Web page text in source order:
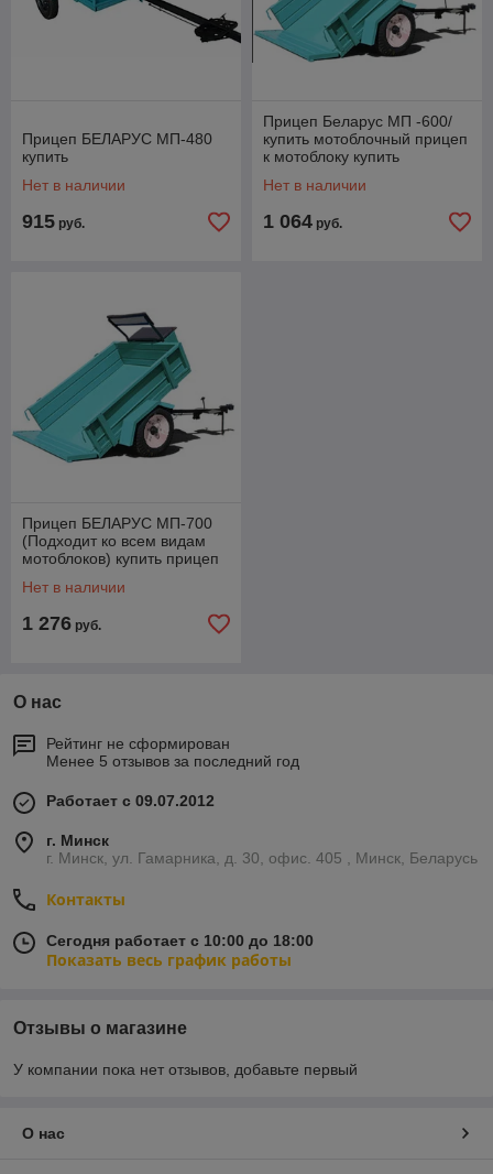
Прицеп БЕЛАРУС МП-480
купить
Нет в наличии
915 руб.
Прицеп Беларус МП -600/
купить мотоблочный прицеп
к мотоблоку купить
Нет в наличии
1 064 руб.
Прицеп БЕЛАРУС МП-700
(Подходит ко всем видам
мотоблоков) купить прицеп
Нет в наличии
1 276 руб.
О нас
Рейтинг не сформирован
Менее 5 отзывов за последний год
Работает с 09.07.2012
г. Минск
г. Минск, ул. Гамарника, д. 30, офис. 405 , Минск, Беларусь
Контакты
Сегодня работает с 10:00 до 18:00
Показать весь график работы
Отзывы о магазине
У компании пока нет отзывов, добавьте первый
О нас